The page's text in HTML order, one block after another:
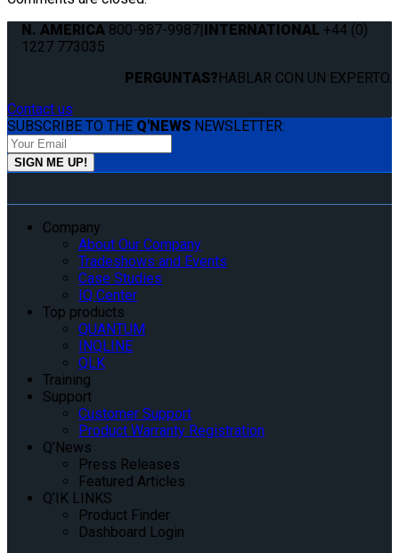
N. AMERICA 800-987-9987|INTERNATIONAL +44 (0)
1227 773035
PERGUNTAS?HABLAR CON UN EXPERTO.
Contact us
SUBSCRIBE TO THE Q'NEWS NEWSLETTER:
Company
About Our Company
Tradeshows and Events
Case Studies
IQ Center
Top products
QUANTUM
INQLINE
QLK
Training
Support
Customer Support
Product Warranty Registration
Q’News
Press Releases
Featured Articles
Q’IK LINKS
Product Finder
Dashboard Login